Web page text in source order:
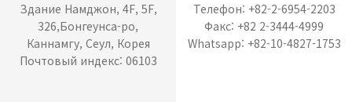
Здание Намджон, 4F, 5F,
326,Бонгеунса-ро,
Каннамгу, Сеул, Корея
Почтовый индекс: 06103
Телефон: +82-2-6954-2203
Факс: +82 2-3444-4999
Whatsapp: +82-10-4827-1753